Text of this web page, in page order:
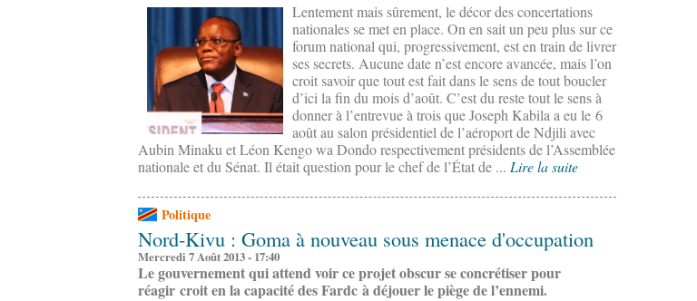
Lentement mais sûrement, le décor des concertations
nationales se met en place. On en sait un peu plus sur ce
forum national qui, progressivement, est en train de livrer
ses secrets. Aucune date n’est encore avancée, mais l’on
croit savoir que tout est fait dans le sens de tout boucler
d’ici la fin du mois d’août. C’est du reste tout le sens à
donner à l’entrevue à trois que Joseph Kabila a eu le 6
août au salon présidentiel de l’aéroport de Ndjili avec
Aubin Minaku et Léon Kengo wa Dondo respectivement présidents de l’Assemblée
nationale et du Sénat. Il était question pour le chef de l’État de ... Lire la suite
Politique
Nord-Kivu : Goma à nouveau sous menace d'occupation
Mercredi 7 Août 2013 - 17:40
Le gouvernement qui attend voir ce projet obscur se concrétiser pour
réagir croit en la capacité des Fardc à déjouer le piège de l’ennemi.